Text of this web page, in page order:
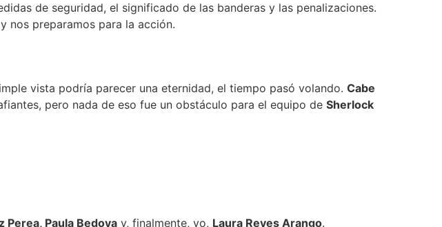
de seguridad, el significado de las banderas y las penalizaciones.
nos preparamos para la acción.
vista podría parecer una eternidad, el tiempo pasó volando. Cabe
pero nada de eso fue un obstáculo para el equipo de Sherlock
Perea, Paula Bedoya y, finalmente, yo, Laura Reyes Arango.